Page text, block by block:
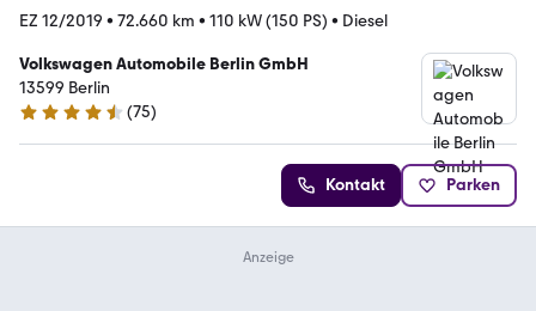
EZ 12/2019 • 72.660 km • 110 kW (150 PS) • Diesel
Volkswagen Automobile Berlin GmbH
13599 Berlin
4.4 Sterne
(75)
Kontakt Parken